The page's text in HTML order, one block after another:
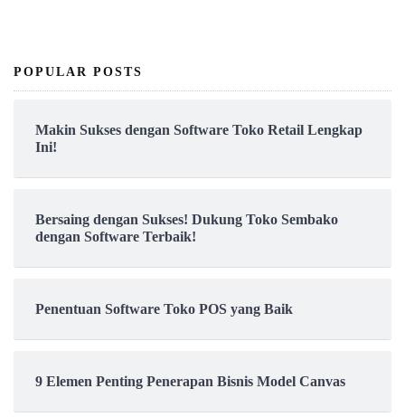
POPULAR POSTS
Makin Sukses dengan Software Toko Retail Lengkap
Ini!
Bersaing dengan Sukses! Dukung Toko Sembako
dengan Software Terbaik!
Penentuan Software Toko POS yang Baik
9 Elemen Penting Penerapan Bisnis Model Canvas